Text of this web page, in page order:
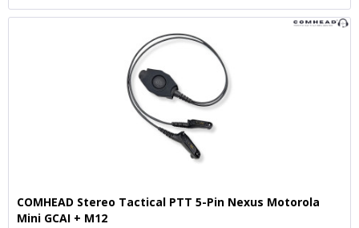
COMHEAD Stereo Tactical PTT 5-Pin Nexus Motorola
Mini GCAI + M12